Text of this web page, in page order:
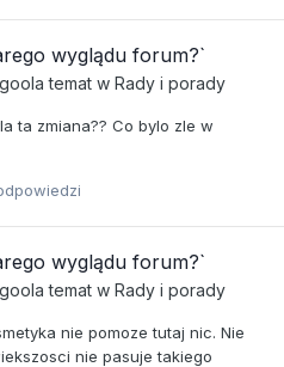
wyglądu forum?`
temat w Rady i porady
ta zmiana?? Co bylo zle w
wyglądu forum?`
temat w Rady i porady
nie pomoze tutaj nic. Nie
nie pasuje takiego